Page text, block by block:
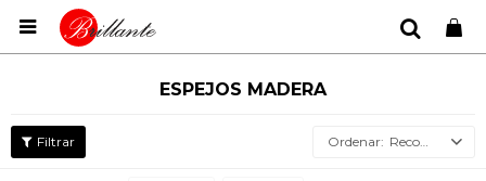

ESPEJOS MADERA
Recomendados